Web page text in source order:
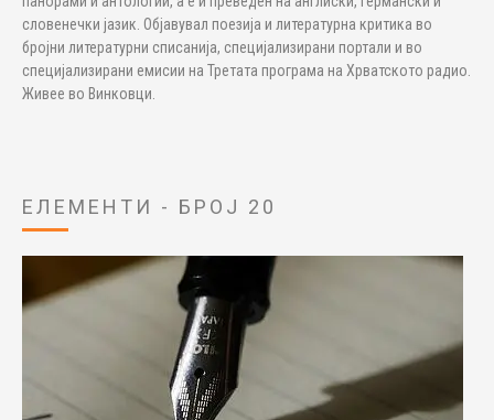
словенечки јазик. Објавувал поезија и литературна критика во
бројни литературни списанија, специјализирани портали и во
специјализирани емисии на Третата програма на Хрватското радио.
Живее во Винковци.
ЕЛЕМЕНТИ - БРОЈ 20